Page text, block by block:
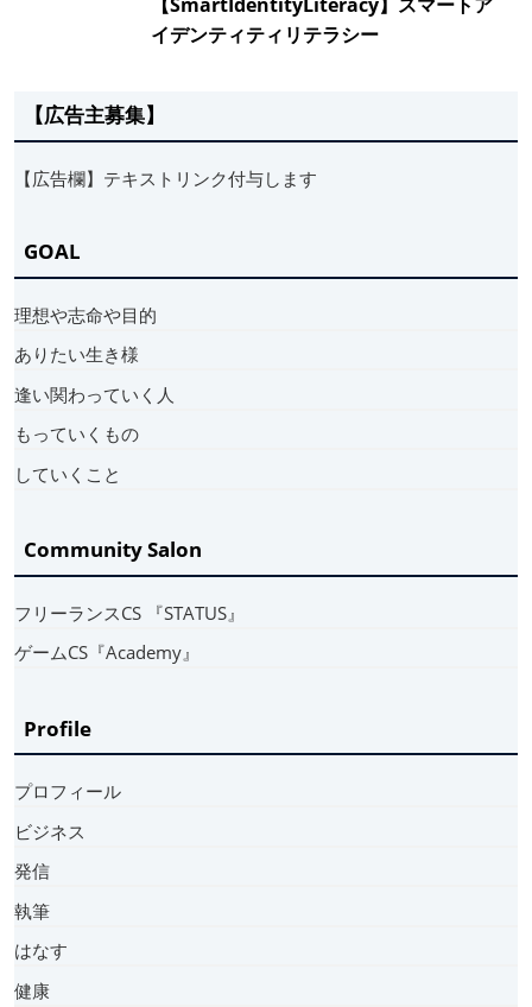
イデンティティリテラシー
【広告主募集】
【広告欄】テキストリンク付与します
GOAL
理想や志命や目的
ありたい生き様
逢い関わっていく人
もっていくもの
していくこと
Community Salon
フリーランスCS 『STATUS』
ゲームCS『Academy』
Profile
プロフィール
ビジネス
発信
執筆
はなす
健康